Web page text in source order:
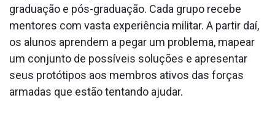
graduação e pós-graduação. Cada grupo recebe
mentores com vasta experiência militar. A partir daí,
os alunos aprendem a pegar um problema, mapear
um conjunto de possíveis soluções e apresentar
seus protótipos aos membros ativos das forças
armadas que estão tentando ajudar.